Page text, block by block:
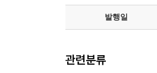
발행일
관련분류